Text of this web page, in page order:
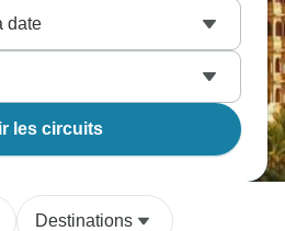
date
les circuits
Destinations